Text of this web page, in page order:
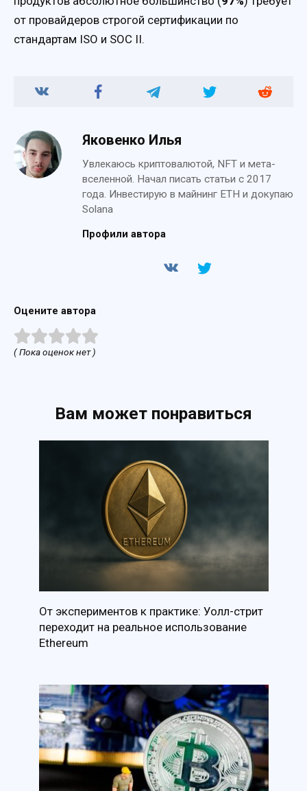
от провайдеров строгой сертификации по
стандартам ISO и SOC II.
Яковенко Илья
Увлекаюсь криптовалютой, NFT и мета-
вселенной. Начал писать статьи с 2017
года. Инвестирую в майнинг ETH и докупаю
Solana
Профили автора
Оцените автора
( Пока оценок нет )
Вам может понравиться
От экспериментов к практике: Уолл-стрит
переходит на реальное использование
Ethereum